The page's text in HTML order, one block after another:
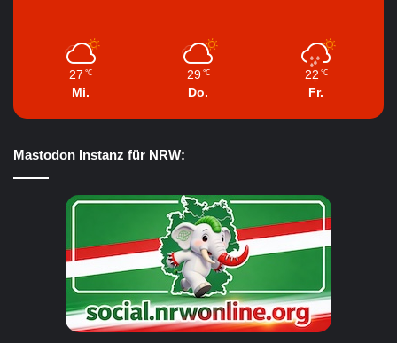
27 ℃
Mi.
29 ℃
Do.
22 ℃
Fr.
Mastodon Instanz für NRW: